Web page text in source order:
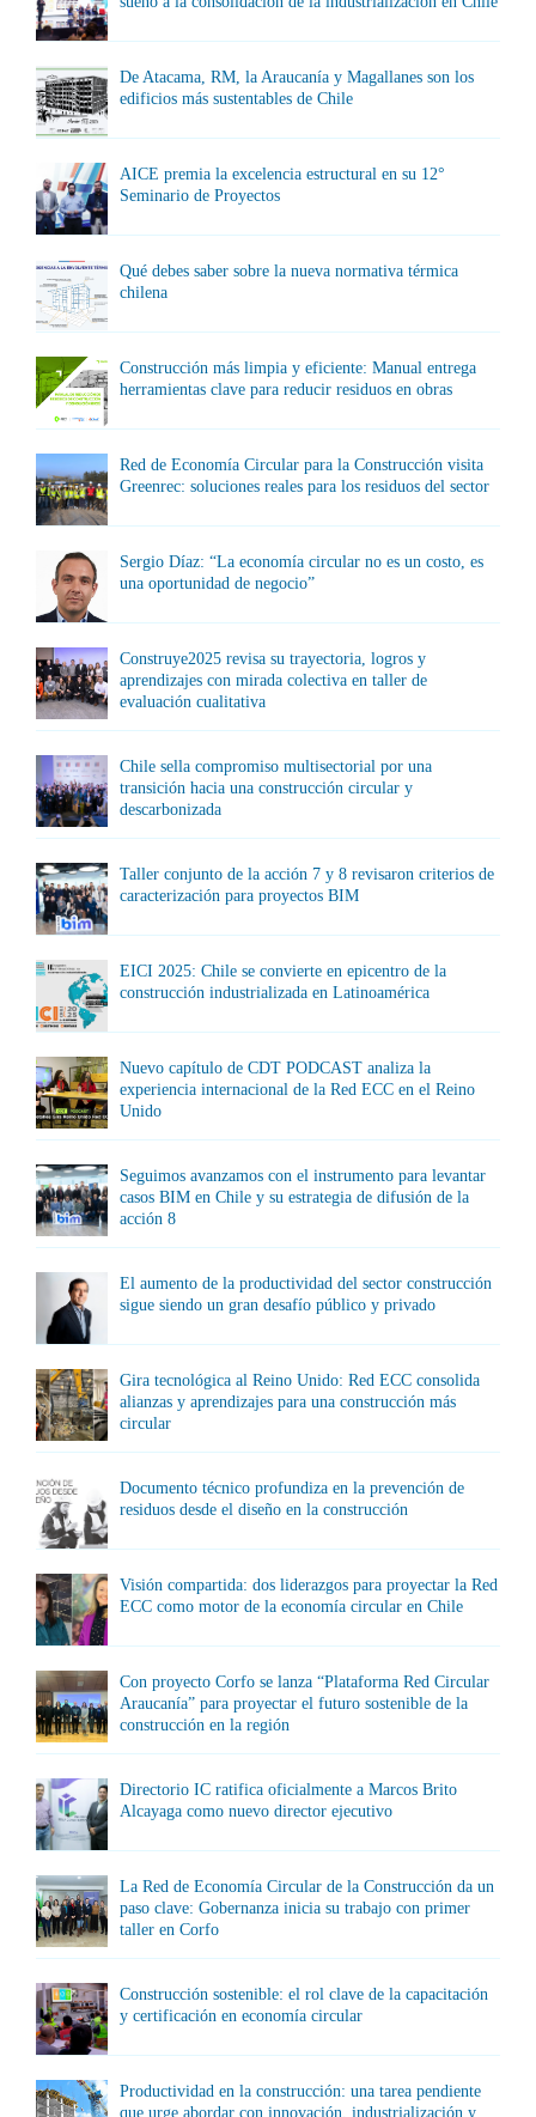
De Atacama, RM, la Araucanía y Magallanes son los
edificios más sustentables de Chile
AICE premia la excelencia estructural en su 12°
Seminario de Proyectos
Qué debes saber sobre la nueva normativa térmica
chilena
Construcción más limpia y eficiente: Manual entrega
herramientas clave para reducir residuos en obras
Red de Economía Circular para la Construcción visita
Greenrec: soluciones reales para los residuos del sector
Sergio Díaz: “La economía circular no es un costo, es
una oportunidad de negocio”
Construye2025 revisa su trayectoria, logros y
aprendizajes con mirada colectiva en taller de
evaluación cualitativa
Chile sella compromiso multisectorial por una
transición hacia una construcción circular y
descarbonizada
Taller conjunto de la acción 7 y 8 revisaron criterios de
caracterización para proyectos BIM
EICI 2025: Chile se convierte en epicentro de la
construcción industrializada en Latinoamérica
Nuevo capítulo de CDT PODCAST analiza la
experiencia internacional de la Red ECC en el Reino
Unido
Seguimos avanzamos con el instrumento para levantar
casos BIM en Chile y su estrategia de difusión de la
acción 8
El aumento de la productividad del sector construcción
sigue siendo un gran desafío público y privado
Gira tecnológica al Reino Unido: Red ECC consolida
alianzas y aprendizajes para una construcción más
circular
Documento técnico profundiza en la prevención de
residuos desde el diseño en la construcción
Visión compartida: dos liderazgos para proyectar la Red
ECC como motor de la economía circular en Chile
Con proyecto Corfo se lanza “Plataforma Red Circular
Araucanía” para proyectar el futuro sostenible de la
construcción en la región
Directorio IC ratifica oficialmente a Marcos Brito
Alcayaga como nuevo director ejecutivo
La Red de Economía Circular de la Construcción da un
paso clave: Gobernanza inicia su trabajo con primer
taller en Corfo
Construcción sostenible: el rol clave de la capacitación
y certificación en economía circular
Productividad en la construcción: una tarea pendiente
que urge abordar con innovación, industrialización y